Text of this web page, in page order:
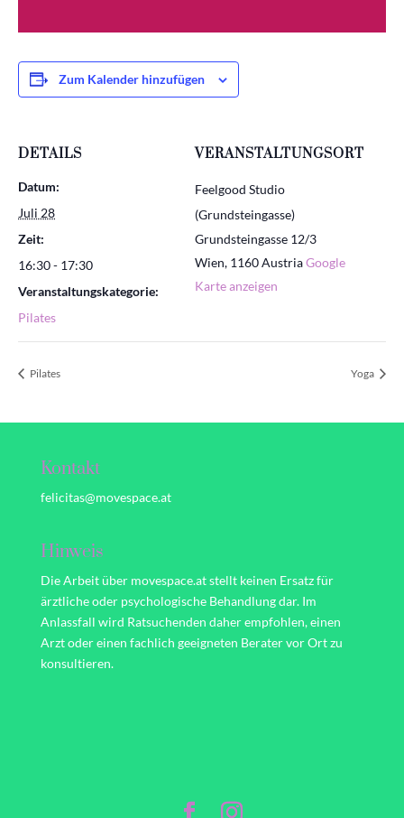
Zum Kalender hinzufügen
DETAILS
Datum:
Juli 28
Zeit:
16:30 - 17:30
Veranstaltungskategorie:
Pilates
VERANSTALTUNGSORT
Feelgood Studio
(Grundsteingasse)
Grundsteingasse 12/3
Wien, 1160AustriaGoogle
Karte anzeigen
Pilates Yoga
Kontakt
felicitas@movespace.at
Hinweis
Die Arbeit über movespace.at stellt keinen Ersatz für
ärztliche oder psychologische Behandlung dar. Im
Anlassfall wird Ratsuchenden daher empfohlen, einen
Arzt oder einen fachlich geeigneten Berater vor Ort zu
konsultieren.